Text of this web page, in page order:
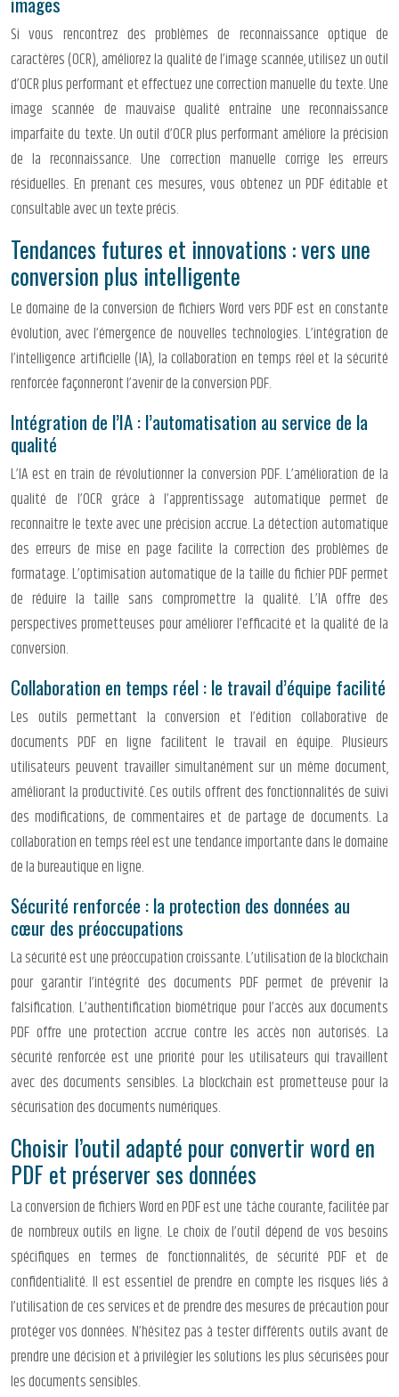
Si vous rencontrez des problèmes de reconnaissance optique de
caractères (OCR), améliorez la qualité de l’image scannée, utilisez un outil
d’OCR plus performant et effectuez une correction manuelle du texte. Une
image scannée de mauvaise qualité entraîne une reconnaissance
imparfaite du texte. Un outil d’OCR plus performant améliore la précision
de la reconnaissance. Une correction manuelle corrige les erreurs
résiduelles. En prenant ces mesures, vous obtenez un PDF éditable et
consultable avec un texte précis.
Tendances futures et innovations : vers une
conversion plus intelligente
Le domaine de la conversion de fichiers Word vers PDF est en constante
évolution, avec l’émergence de nouvelles technologies. L’intégration de
l’intelligence artificielle (IA), la collaboration en temps réel et la sécurité
renforcée façonneront l’avenir de la conversion PDF.
Intégration de l’IA : l’automatisation au service de la
qualité
L’IA est en train de révolutionner la conversion PDF. L’amélioration de la
qualité de l’OCR grâce à l’apprentissage automatique permet de
reconnaître le texte avec une précision accrue. La détection automatique
des erreurs de mise en page facilite la correction des problèmes de
formatage. L’optimisation automatique de la taille du fichier PDF permet
de réduire la taille sans compromettre la qualité. L’IA offre des
perspectives prometteuses pour améliorer l’efficacité et la qualité de la
conversion.
Collaboration en temps réel : le travail d’équipe facilité
Les outils permettant la conversion et l’édition collaborative de
documents PDF en ligne facilitent le travail en équipe. Plusieurs
utilisateurs peuvent travailler simultanément sur un même document,
améliorant la productivité. Ces outils offrent des fonctionnalités de suivi
des modifications, de commentaires et de partage de documents. La
collaboration en temps réel est une tendance importante dans le domaine
de la bureautique en ligne.
Sécurité renforcée : la protection des données au
cœur des préoccupations
La sécurité est une préoccupation croissante. L’utilisation de la blockchain
pour garantir l’intégrité des documents PDF permet de prévenir la
falsification. L’authentification biométrique pour l’accès aux documents
PDF offre une protection accrue contre les accès non autorisés. La
sécurité renforcée est une priorité pour les utilisateurs qui travaillent
avec des documents sensibles. La blockchain est prometteuse pour la
sécurisation des documents numériques.
Choisir l’outil adapté pour convertir word en
PDF et préserver ses données
La conversion de fichiers Word en PDF est une tâche courante, facilitée par
de nombreux outils en ligne. Le choix de l’outil dépend de vos besoins
spécifiques en termes de fonctionnalités, de sécurité PDF et de
confidentialité. Il est essentiel de prendre en compte les risques liés à
l’utilisation de ces services et de prendre des mesures de précaution pour
protéger vos données. N’hésitez pas à tester différents outils avant de
prendre une décision et à privilégier les solutions les plus sécurisées pour
les documents sensibles.